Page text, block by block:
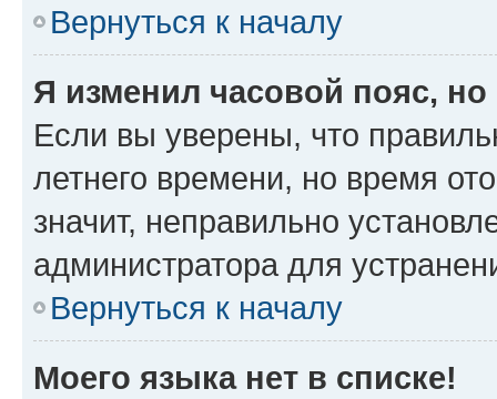
Вернуться к началу
Я изменил часовой пояс,
Если вы уверены, что
летнего времени, но время
значит, неправильно
администратора для
Вернуться к началу
Моего языка нет в списке!